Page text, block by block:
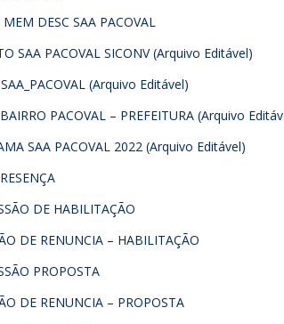
DESC SAA PACOVAL
SAA PACOVAL SICONV (Arquivo Editável)
(Arquivo Editável)
PACOVAL – PREFEITURA (Arquivo
SAA PACOVAL 2022 (Arquivo Editável)
DE HABILITAÇÃO
DE RENUNCIA – HABILITAÇÃO
PROPOSTA
DE RENUNCIA – PROPOSTA